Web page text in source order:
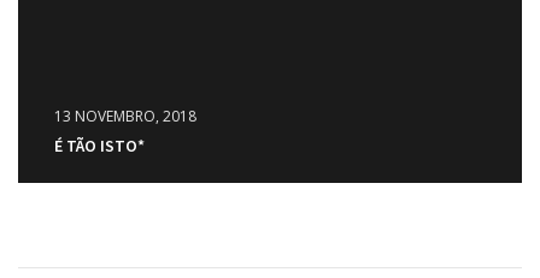
13 NOVEMBRO, 2018
É TÃO ISTO*